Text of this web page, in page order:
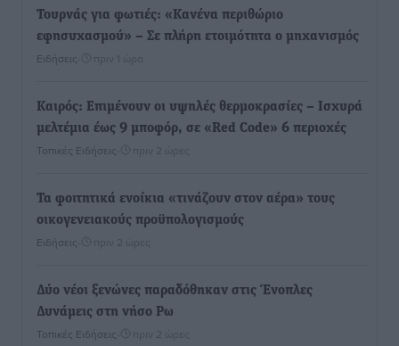
Τουρνάς για φωτιές: «Κανένα περιθώριο
εφησυχασμού» – Σε πλήρη ετοιμότητα ο μηχανισμός
Ειδήσεις πριν 1 ώρα
Καιρός: Επιμένουν οι υψηλές θερμοκρασίες – Ισχυρά
μελτέμια έως 9 μποφόρ, σε «Red Code» 6 περιοχές
Τοπικές Ειδήσεις πριν 2 ώρες
Τα φοιτητικά ενοίκια «τινάζουν στον αέρα» τους
οικογενειακούς προϋπολογισμούς
Ειδήσεις πριν 2 ώρες
Δύο νέοι ξενώνες παραδόθηκαν στις Ένοπλες
Δυνάμεις στη νήσο Ρω
Τοπικές Ειδήσεις πριν 2 ώρες